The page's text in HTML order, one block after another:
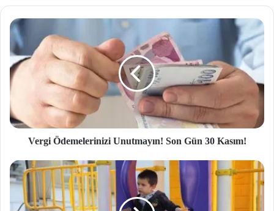
site
si
Vergi Ödemelerinizi Unutmayın! Son Gün 30 Kasım!